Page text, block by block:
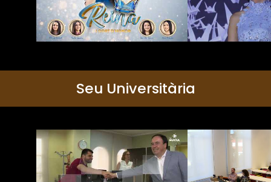
Seu Universitària